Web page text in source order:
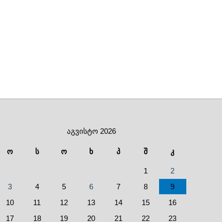
აგვისტო 2026
ო ს ო ხ პ შ კ
1
2
3
4 5 6 7 8
9
10
11 12 13 14 15
16
17
18 19 20 21 22 23